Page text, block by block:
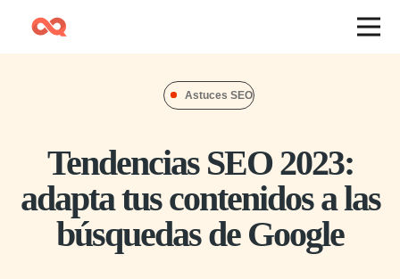
Astuces SEO
Tendencias SEO 2023:
adapta tus contenidos a las
búsquedas de Google